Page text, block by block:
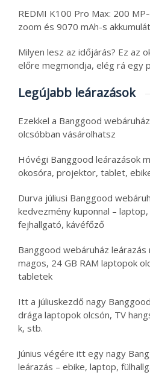
REDMI K100 Pro Max: 200
zoom és 9070 mAh-s
Milyen lesz az időjárás? Ez az
előre megmondja, elég rá egy
Legújabb leárazások
Ezekkel a Banggood
olcsóbban vásárolhatsz
Hóvégi Banggood leárazások
okosóra, projektor, tablet,
Durva júliusi Banggood
kedvezmény kuponnal –
fejhallgató, kávéfőző
Banggood webáruház
magos, 24 GB RAM laptopok
tabletek
Itt a júliuskezdő nagy
drága laptopok olcsón, TV
k, stb.
Június végére itt egy nagy
leárazás – ebike, laptop,